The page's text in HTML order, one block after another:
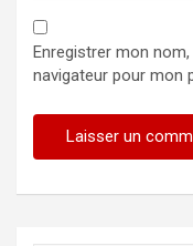
Enregistrer mon
navigateur pour mon